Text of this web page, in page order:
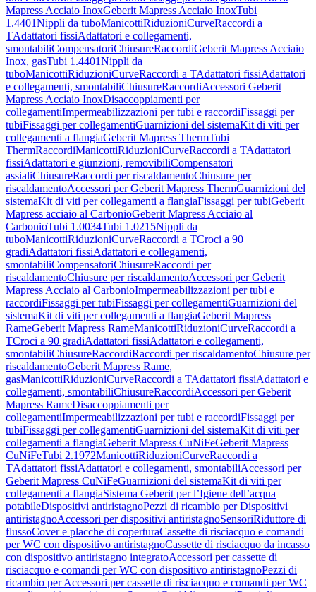
Mapress Acciaio InoxGeberit Mapress Acciaio InoxTubi
1.4401Nippli da tuboManicottiRiduzioniCurveRaccordi a
TAdattatori fissiAdattatori e collegamenti,
smontabiliCompensatoriChiusureRaccordiGeberit Mapress Acciaio
Inox, gasTubi 1.4401Nippli da
tuboManicottiRiduzioniCurveRaccordi a TAdattatori fissiAdattatori
e collegamenti, smontabiliChiusureRaccordiAccessori Geberit
Mapress Acciaio InoxDisaccoppiamenti per
collegamentiImpermeabilizzazioni per tubi e raccordiFissaggi per
tubiFissaggi per collegamentiGuarnizioni del sistemaKit di viti per
collegamenti a flangiaGeberit Mapress ThermTubi
ThermRaccordiManicottiRiduzioniCurveRaccordi a TAdattatori
fissiAdattatori e giunzioni, removibiliCompensatori
assialiChiusureRaccordi per riscaldamentoChiusure per
riscaldamentoAccessori per Geberit Mapress ThermGuarnizioni del
sistemaKit di viti per collegamenti a flangiaFissaggi per tubiGeberit
Mapress acciaio al CarbonioGeberit Mapress Acciaio al
CarbonioTubi 1.0034Tubi 1.0215Nippli da
tuboManicottiRiduzioniCurveRaccordi a TCroci a 90
gradiAdattatori fissiAdattatori e collegamenti,
smontabiliCompensatoriChiusureRaccordi per
riscaldamentoChiusure per riscaldamentoAccessori per Geberit
Mapress Acciaio al CarbonioImpermeabilizzazioni per tubi e
raccordiFissaggi per tubiFissaggi per collegamentiGuarnizioni del
sistemaKit di viti per collegamenti a flangiaGeberit Mapress
RameGeberit Mapress RameManicottiRiduzioniCurveRaccordi a
TCroci a 90 gradiAdattatori fissiAdattatori e collegamenti,
smontabiliChiusureRaccordiRaccordi per riscaldamentoChiusure per
riscaldamentoGeberit Mapress Rame,
gasManicottiRiduzioniCurveRaccordi a TAdattatori fissiAdattatori e
collegamenti, smontabiliChiusureRaccordiAccessori per Geberit
Mapress RameDisaccoppiamenti per
collegamentiImpermeabilizzazioni per tubi e raccordiFissaggi per
tubiFissaggi per collegamentiGuarnizioni del sistemaKit di viti per
collegamenti a flangiaGeberit Mapress CuNiFeGeberit Mapress
CuNiFeTubi 2.1972ManicottiRiduzioniCurveRaccordi a
TAdattatori fissiAdattatori e collegamenti, smontabiliAccessori per
Geberit Mapress CuNiFeGuarnizioni del sistemaKit di viti per
collegamenti a flangiaSistema Geberit per l’Igiene dell’acqua
potabileDispositivi antiristagnoPezzi di ricambio per Dispositivi
antiristagnoAccessori per dispositivi antiristagnoSensoriRiduttore di
flussoCover e placche di coperturaCassette di risciacquo e comandi
per WC con dispositivo antiristagnoCassette di risciacquo da incasso
con dispositivo antiristagno integratoAccessori per cassette di
risciacquo e comandi per WC con dispositivo antiristagnoPezzi di
ricambio per Accessori per cassette di risciacquo e comandi per WC